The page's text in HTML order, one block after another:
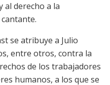
al derecho a la
se atribuye a Julio
entre otros, contra la
de los trabajadores
humanos, a los que se